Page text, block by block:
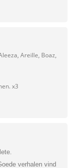
Areille, Boaz,
x3
verhalen vind